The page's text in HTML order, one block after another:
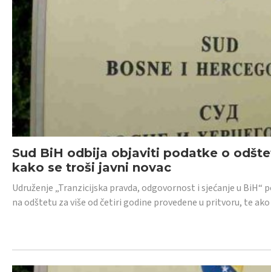
Sud BiH odbija objaviti podatke o
kako se troši javni novac
Udruženje „Tranzicijska pravda, odgovornost i sjećanje u
na odštetu za više od četiri godine provedene u pritvoru, te